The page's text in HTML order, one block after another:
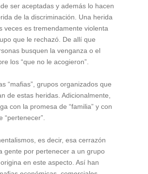
ser aceptadas y además lo hacen
de la discriminación. Una herida
veces es tremendamente violenta
que le rechazó. De allí que
busquen la venganza o el
los “que no le acogieron”.
“mafias”, grupos organizados que
de estas heridas. Adicionalmente,
con la promesa de “familia” y con
“pertenecer”.
es decir, esa cerrazón
gente por pertenecer a un grupo
en este aspecto. Así han